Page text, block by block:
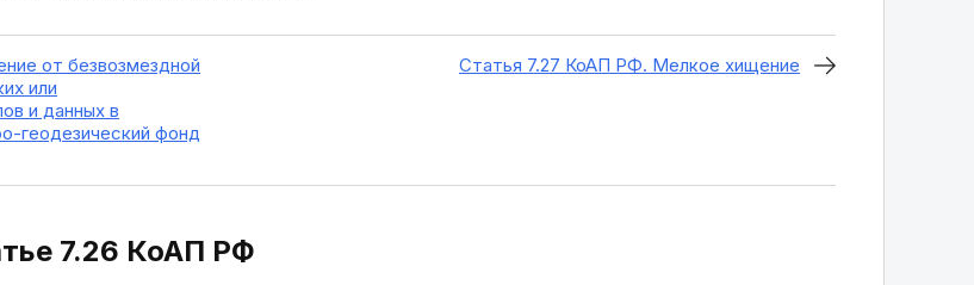
от безвозмездной
или
и данных в
геодезический фонд
Статья 7.27 КоАП РФ. Мелкое хищение
7.26 КоАП РФ